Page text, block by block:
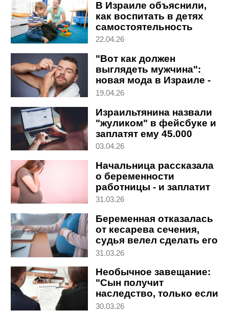
В Израиле объяснили,
как воспитать в детях
самостоятельность
22.04.26
"Вот как должен
выглядеть мужчина":
новая мода в Израиле -
луксмаксинг
19.04.26
Израильтянина назвали
"жуликом" в фейсбуке и
заплатят ему 45.000
шекелей
03.04.26
Начальница рассказала
о беременности
работницы - и заплатит
ей 15.000 шекелей
31.03.26
Беременная отказалась
от кесарева сечения,
судья велел сделать его
принудительно
31.03.26
Необычное завещание:
"Сын получит
наследство, только если
разведется или
30.03.26